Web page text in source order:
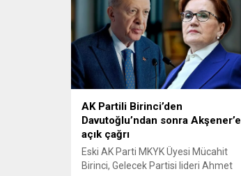
AK Partili Birinci’den
Davutoğlu’ndan sonra Akşener’e
açık çağrı
Eski AK Parti MKYK Üyesi Mücahit
Birinci, Gelecek Partisi lideri Ahmet